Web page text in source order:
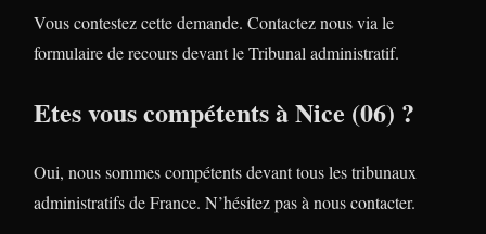
Vous contestez cette demande. Contactez nous via le
formulaire de recours devant le Tribunal administratif.
Etes vous compétents à Nice (06) ?
Oui, nous sommes compétents devant tous les tribunaux
administratifs de France. N’hésitez pas à nous contacter.